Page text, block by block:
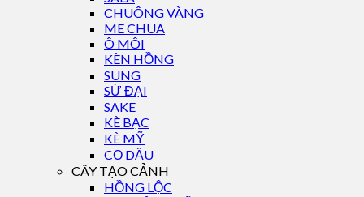
CHUÔNG VÀNG
ME CHUA
Ô MÔI
KÈN HỒNG
SUNG
SỨ ĐẠI
SAKE
KÈ BẠC
KÈ MỸ
CỌ DẦU
CÂY TẠO CẢNH
HỒNG LỘC